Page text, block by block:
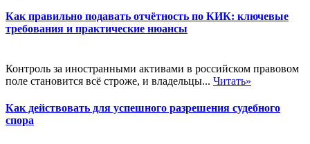
Как правильно подавать отчётность по КИК: ключевые
требования и практические нюансы
Контроль за иностранными активами в российском правовом
поле становится всё строже, и владельцы... Читать»
Как действовать для успешного разрешения судебного
спора